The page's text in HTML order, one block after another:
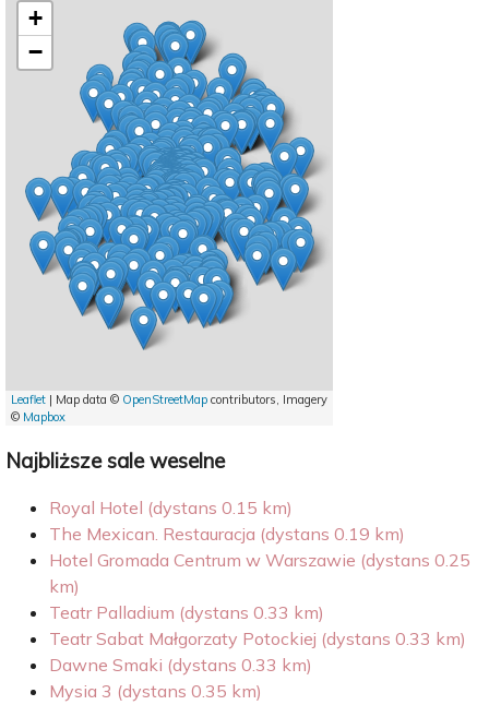
+
−
Leaflet | Map data © OpenStreetMap contributors, Imagery
© Mapbox
Najbliższe sale weselne
Royal Hotel (dystans 0.15 km)
The Mexican. Restauracja (dystans 0.19 km)
Hotel Gromada Centrum w Warszawie (dystans 0.25
km)
Teatr Palladium (dystans 0.33 km)
Teatr Sabat Małgorzaty Potockiej (dystans 0.33 km)
Dawne Smaki (dystans 0.33 km)
Mysia 3 (dystans 0.35 km)